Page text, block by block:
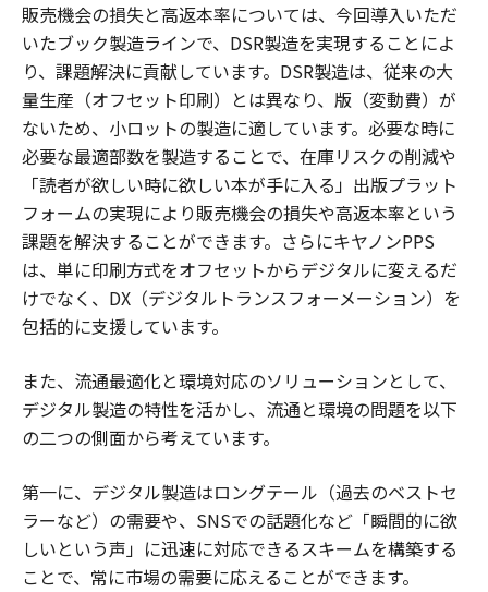
販売機会の損失と高返本率については、今回導入いただ
いたブック製造ラインで、DSR製造を実現することによ
り、課題解決に貢献しています。DSR製造は、従来の大
量生産（オフセット印刷）とは異なり、版（変動費）が
ないため、小ロットの製造に適しています。必要な時に
必要な最適部数を製造することで、在庫リスクの削減や
「読者が欲しい時に欲しい本が手に入る」出版プラット
フォームの実現により販売機会の損失や高返本率という
課題を解決することができます。さらにキヤノンPPS
は、単に印刷方式をオフセットからデジタルに変えるだ
けでなく、DX（デジタルトランスフォーメーション）を
包括的に支援しています。
また、流通最適化と環境対応のソリューションとして、
デジタル製造の特性を活かし、流通と環境の問題を以下
の二つの側面から考えています。
第一に、デジタル製造はロングテール（過去のベストセ
ラーなど）の需要や、SNSでの話題化など「瞬間的に欲
しいという声」に迅速に対応できるスキームを構築する
ことで、常に市場の需要に応えることができます。